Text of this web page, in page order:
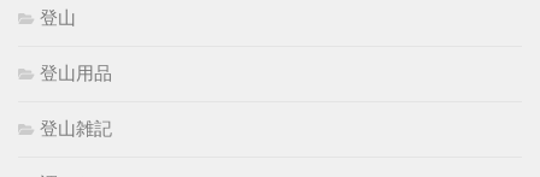
登山
登山用品
登山雑記